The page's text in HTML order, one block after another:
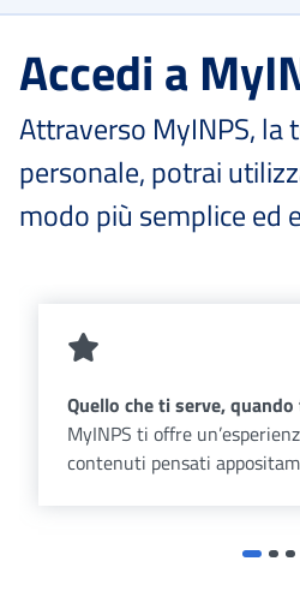
Accedi a
Attraverso MyINPS, la
personale, potrai
modo più semplice ed
Quello che ti serve,
MyINPS ti offre
contenuti pensati